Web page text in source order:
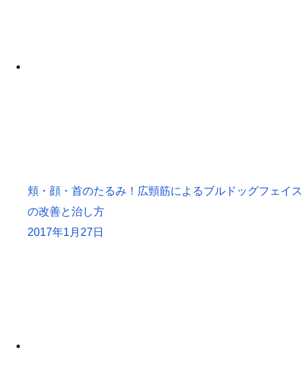
頬・顔・首のたるみ！広頸筋によるブルドッグフェイス
の改善と治し方
2017年1月27日